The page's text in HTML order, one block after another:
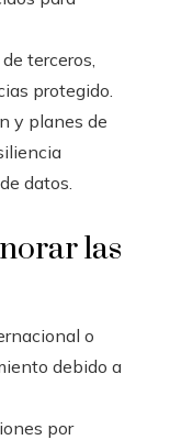
terceros,
protegido.
y planes de
datos.
las
o
debido a
por